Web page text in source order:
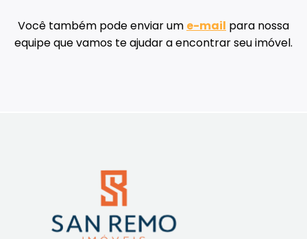
Você também pode enviar um e-mail para nossa
equipe que vamos te ajudar a encontrar seu imóvel.